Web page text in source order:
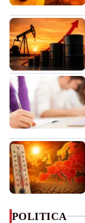
POLITICA